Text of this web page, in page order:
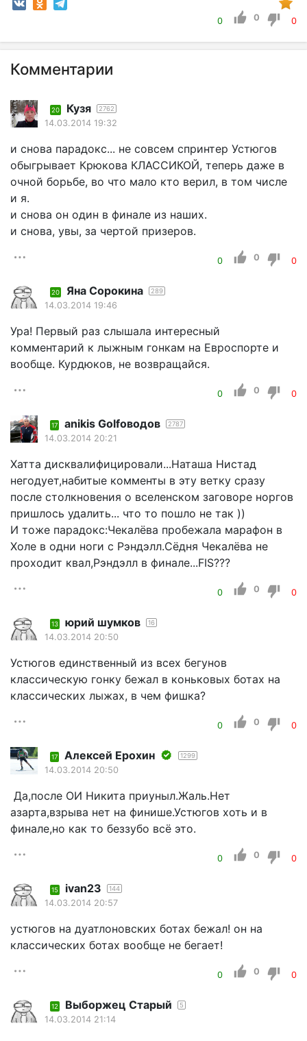
0 0 0
Комментарии
20 Кузя 2762
14.03.2014 19:32
и снова парадокс... не совсем спринтер Устюгов
обыгрывает Крюкова КЛАССИКОЙ, теперь даже в
очной борьбе, во что мало кто верил, в том числе
и я.
и снова он один в финале из наших.
и снова, увы, за чертой призеров.
0 0 0
20 Яна Сорокина 289
14.03.2014 19:46
Ура! Первый раз слышала интересный
комментарий к лыжным гонкам на Евроспорте и
вообще. Курдюков, не возвращайся.
0 0 0
17 anikis Golfоводов 2787
14.03.2014 20:21
Хатта дисквалифицировали...Наташа Нистад
негодует,набитые комменты в эту ветку сразу
после столкновения о вселенском заговоре норгов
пришлось удалить... что то пошло не так ))
И тоже парадокс:Чекалёва пробежала марафон в
Холе в одни ноги с Рэндэлл.Сёдня Чекалёва не
проходит квал,Рэндэлл в финале...FIS???
0 0 0
13 юрий шумков 16
14.03.2014 20:50
Устюгов единственный из всех бегунов
классическую гонку бежал в коньковых ботах на
классических лыжах, в чем фишка?
0 0 0
17 Алексей Ерохин 1299
14.03.2014 20:50
Да,после ОИ Никита приуныл.Жаль.Нет
азарта,взрыва нет на финише.Устюгов хоть и в
финале,но как то беззубо всё это.
0 0 0
15 ivan23 144
14.03.2014 20:57
устюгов на дуатлоновских ботах бежал! он на
классических ботах вообще не бегает!
0 0 0
12 Выборжец Старый 5
14.03.2014 21:14